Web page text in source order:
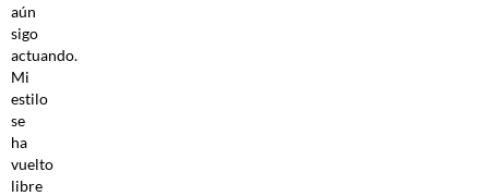
aún
sigo
actuando.
Mi
estilo
se
ha
vuelto
libre